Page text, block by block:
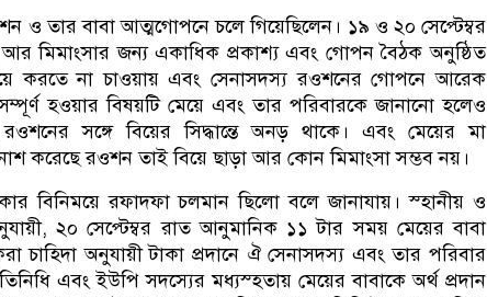
ও তার বাবা আত্মগোপনে চলে গিয়েছিলেন। ১৯ ও ২০ সেপ্টেম্বর
আর মিমাংসার জন্য একাধিক প্রকাশ্য এবং গোপন বৈঠক অনুষ্ঠিত
করতে না চাওয়ায় এবং সেনাসদস্য রওশনের গোপনে আরেক
সম্পূর্ণ হওয়ার বিষয়টি মেয়ে এবং তার পরিবারকে জানানো হলেও
সঙ্গে বিয়ের সিদ্ধান্তে অনড় থাকে। এবং মেয়ের মা
করেছে রওশন তাই বিয়ে ছাড়া আর কোন মিমাংসা সম্ভব নয়।
বিনিময়ে রফাদফা চলমান ছিলো বলে জানাযায়। স্হানীয় ও
২০ সেপ্টেম্বর রাত আনুমানিক ১১ টার সময় মেয়ের বাবা
চাহিদা অনুযায়ী টাকা প্রদানে ঐ সেনাসদস্য এবং তার পরিবার
এবং ইউপি সদস্যের মধ্যস্হতায় মেয়ের বাবাকে অর্থ প্রদান